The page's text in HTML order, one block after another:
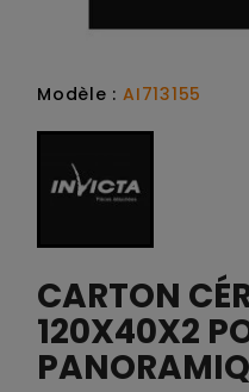
Modèle :AI713155
CARTON
120X40X2